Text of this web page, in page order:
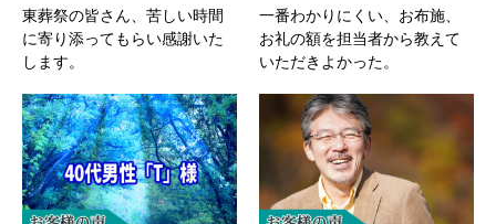
東葬祭の皆さん、苦しい時間
に寄り添ってもらい感謝いた
します。
一番わかりにくい、お布施、
お礼の額を担当者から教えて
いただきよかった。